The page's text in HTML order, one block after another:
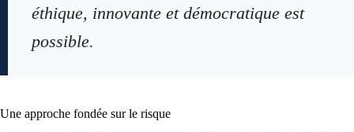
éthique, innovante et démocratique est
possible.
Une approche fondée sur le risque